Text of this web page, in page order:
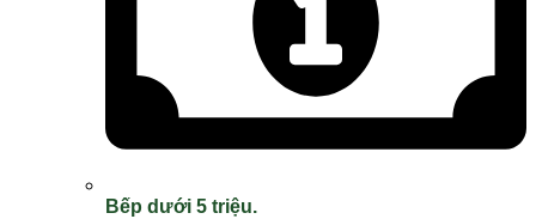
Bếp dưới 5 triệu.